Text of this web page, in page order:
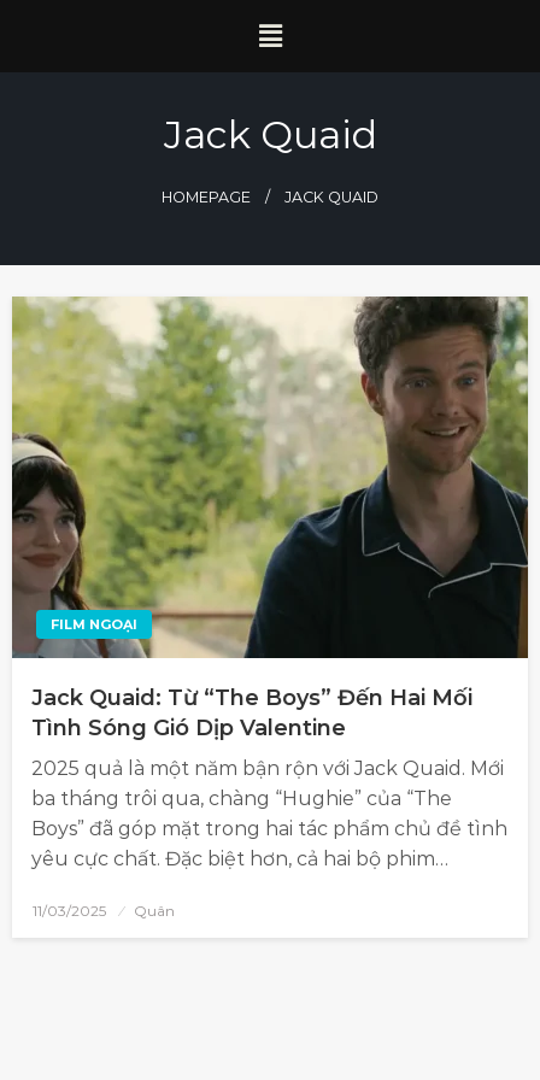
Jack Quaid
HOMEPAGE JACK QUAID
FILM NGOẠI
Jack Quaid: Từ “The Boys” Đến Hai Mối
Tình Sóng Gió Dịp Valentine
2025 quả là một năm bận rộn với Jack Quaid. Mới
ba tháng trôi qua, chàng “Hughie” của “The
Boys” đã góp mặt trong hai tác phẩm chủ đề tình
yêu cực chất. Đặc biệt hơn, cả hai bộ phim…
11/03/2025 Quân